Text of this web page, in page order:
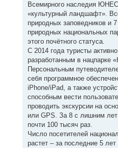
Всемирного наследия
«культурный ландшафт».
природных заповедников и
природных национальных
этого почётного статуса.
С 2014 года туристы
разработанным в нацпарке
Персональным
себя программное
iPhone/iPad, а также
способным вести
проводить экскурсии на
или GPS. За 8 с лишним
почти 100 тысяч раз.
Число посетителей
растет – за последние 5